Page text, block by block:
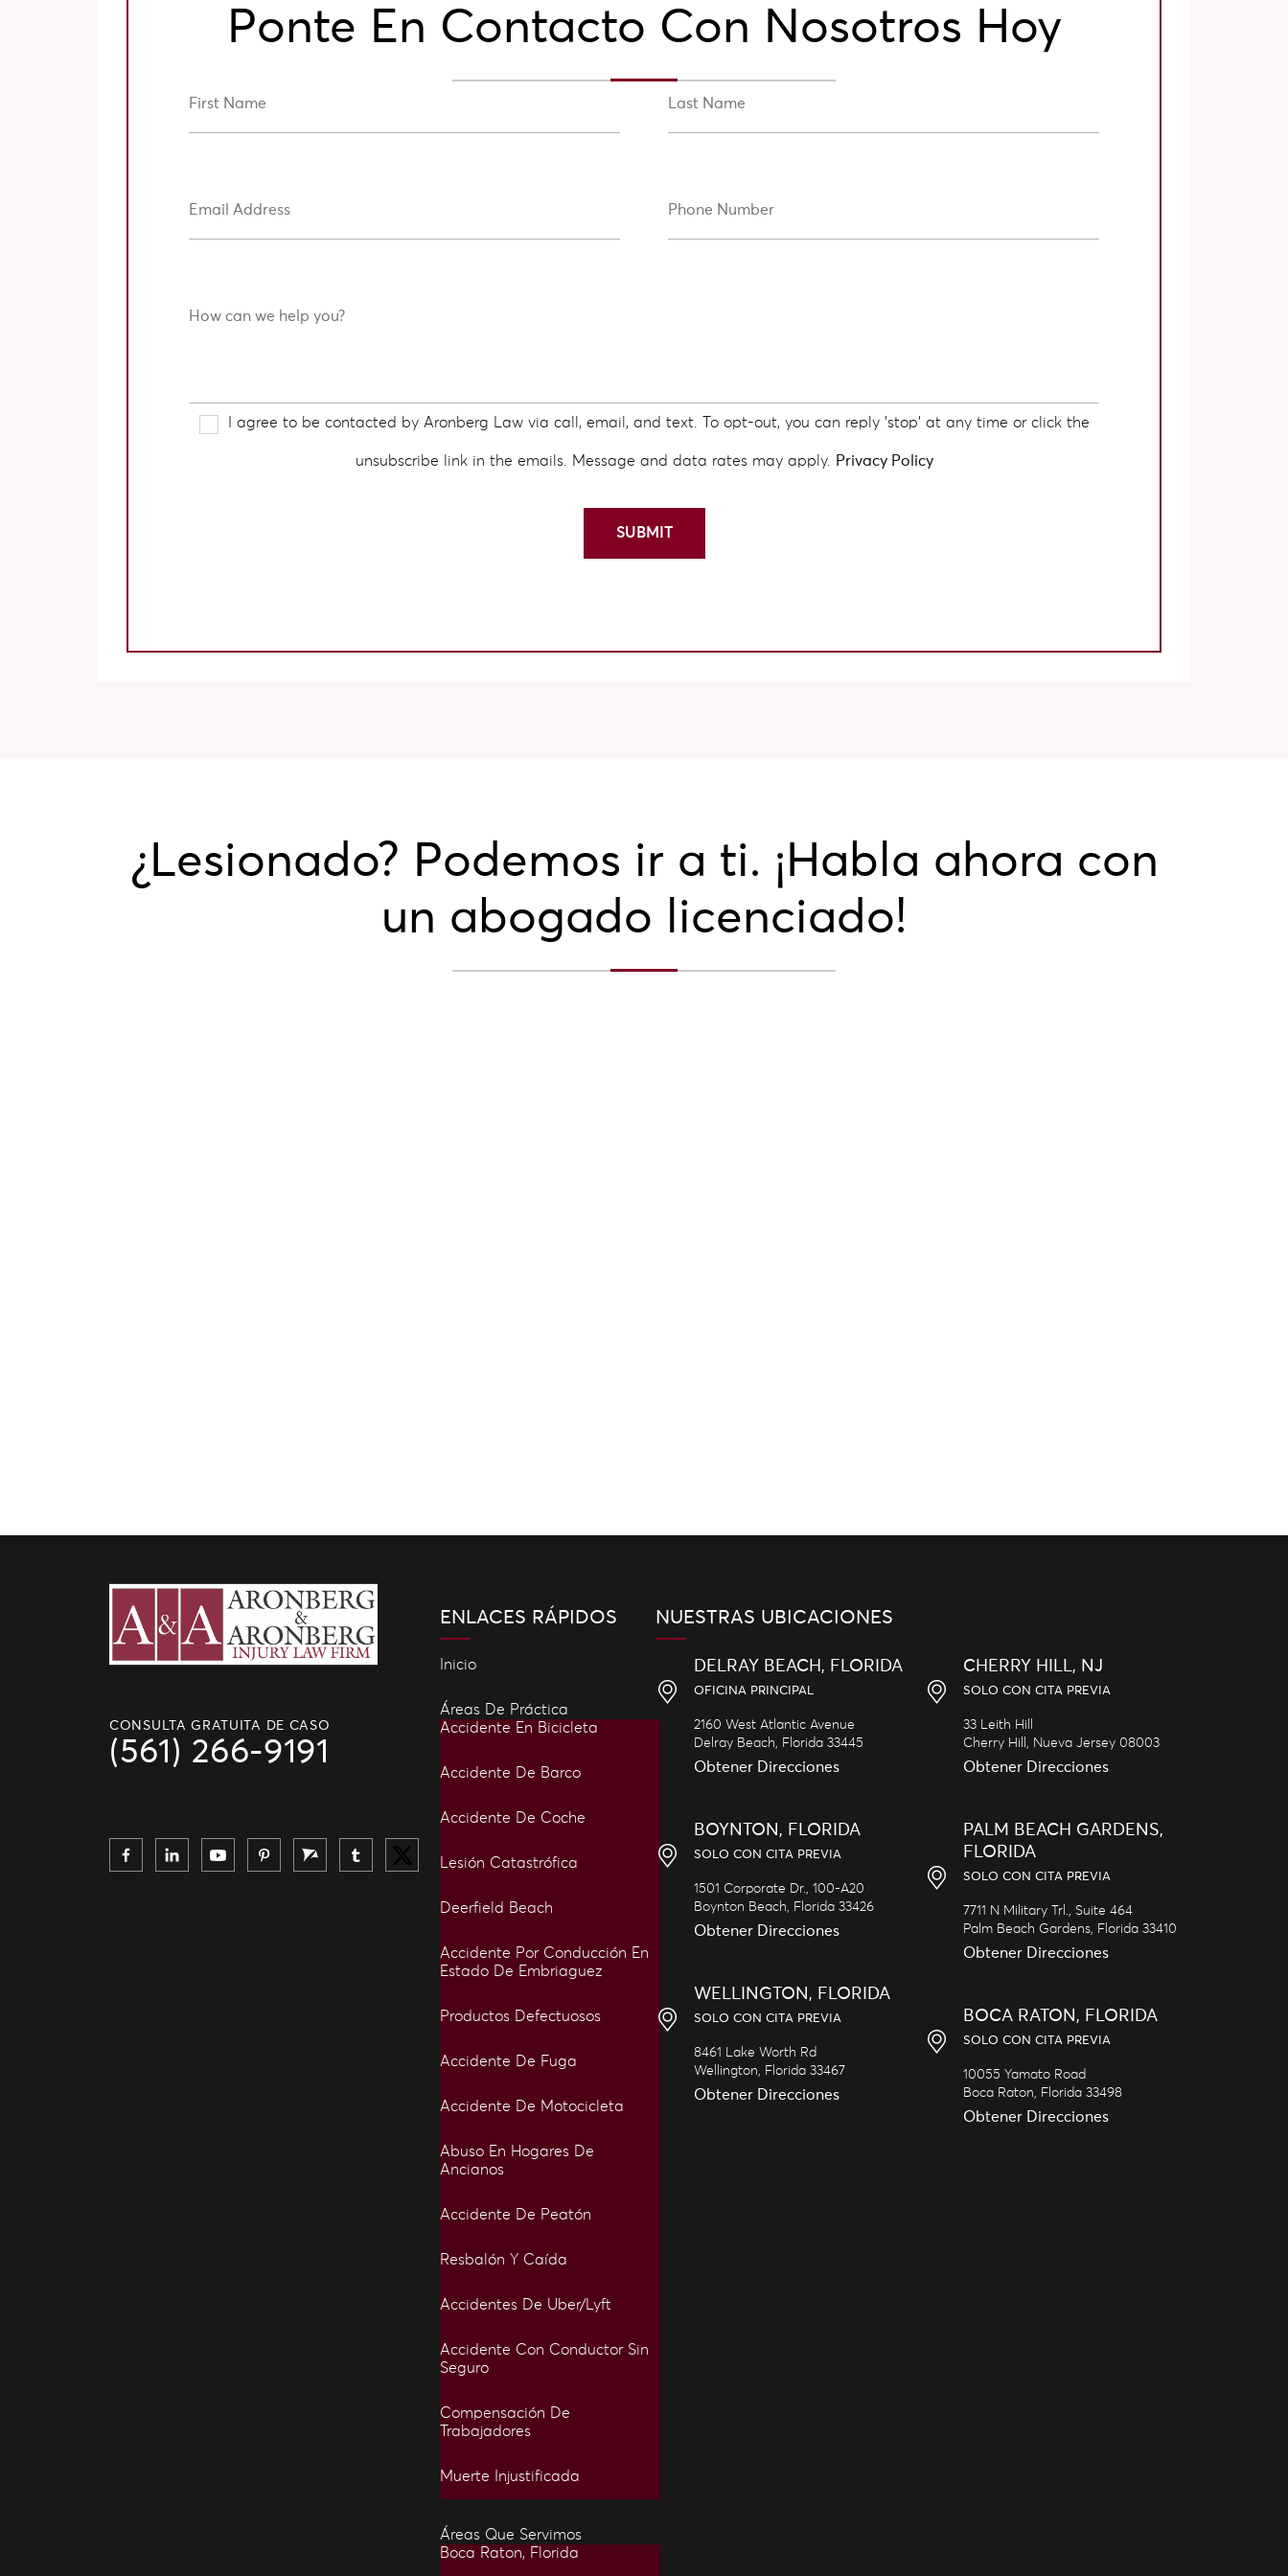
Ponte En Contacto Con Nosotros Hoy
I agree to be contacted by Aronberg Law via call, email, and text. To opt-out, you can reply 'stop' at any time or click the
unsubscribe link in the emails. Message and data rates may apply. Privacy Policy
¿Lesionado? Podemos ir a ti. ¡Habla ahora con
un abogado licenciado!
CONSULTA GRATUITA DE CASO
(561) 266-9191
ENLACES RÁPIDOS
Inicio
Áreas De Práctica
Accidente En Bicicleta
Accidente De Barco
Accidente De Coche
Lesión Catastrófica
Deerfield Beach
Accidente Por Conducción En
Estado De Embriaguez
Productos Defectuosos
Accidente De Fuga
Accidente De Motocicleta
Abuso En Hogares De
Ancianos
Accidente De Peatón
Resbalón Y Caída
Accidentes De Uber/Lyft
Accidente Con Conductor Sin
Seguro
Compensación De
Trabajadores
Muerte Injustificada
Áreas Que Servimos
Boca Raton, Florida
NUESTRAS UBICACIONES
DELRAY BEACH, FLORIDA
OFICINA PRINCIPAL
2160 West Atlantic Avenue
Delray Beach, Florida 33445
Obtener Direcciones
BOYNTON, FLORIDA
SOLO CON CITA PREVIA
1501 Corporate Dr., 100-A20
Boynton Beach, Florida 33426
Obtener Direcciones
WELLINGTON, FLORIDA
SOLO CON CITA PREVIA
8461 Lake Worth Rd
Wellington, Florida 33467
Obtener Direcciones
CHERRY HILL, NJ
SOLO CON CITA PREVIA
33 Leith Hill
Cherry Hill, Nueva Jersey 08003
Obtener Direcciones
PALM BEACH GARDENS,
FLORIDA
SOLO CON CITA PREVIA
7711 N Military Trl., Suite 464
Palm Beach Gardens, Florida 33410
Obtener Direcciones
BOCA RATON, FLORIDA
SOLO CON CITA PREVIA
10055 Yamato Road
Boca Raton, Florida 33498
Obtener Direcciones